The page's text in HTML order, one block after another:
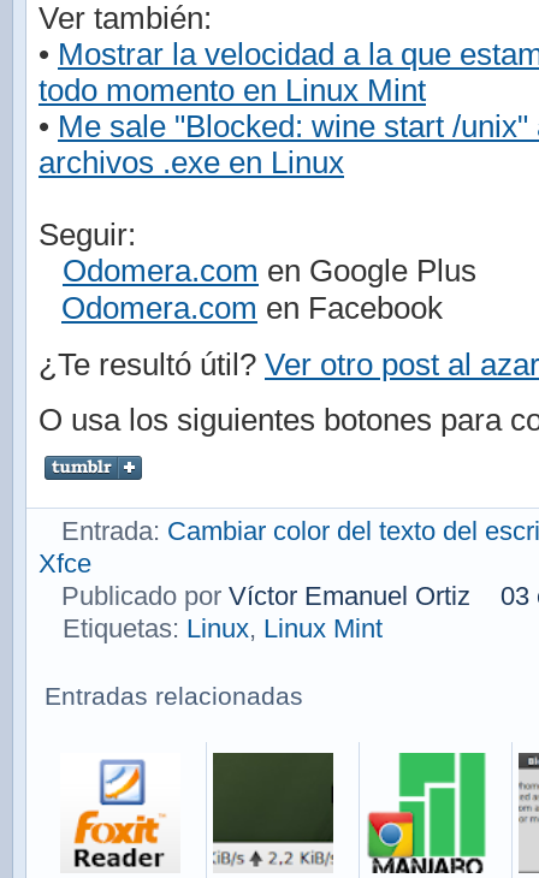
Ver también:
• Mostrar la velocidad a la que
todo momento en Linux Mint
• Me sale "Blocked: wine start /
archivos .exe en Linux
Seguir:
Odomera.com en Google Plus
Odomera.com en Facebook
¿Te resultó útil? Ver otro post al azar
O usa los siguientes botones para
Entrada: Cambiar color del texto del
Xfce
Publicado por Víctor Emanuel Ortiz
03
Etiquetas: Linux, Linux Mint
Entradas relacionadas